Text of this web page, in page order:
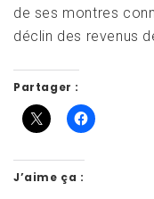
de ses montres
déclin des revenus
Partager :
J’aime ça :